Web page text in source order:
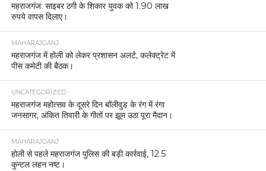
महराजगंज: साइबर ठगी के शिकार युवक को 1.90 लाख
रुपये वापस दिलाए।
MAHARAJGANJ
महराजगंज में होली को लेकर प्रशासन अलर्ट, कलेक्ट्रेट में
पीस कमेटी की बैठक।
UNCATEGORIZED
महराजगंज महोत्सव के दूसरे दिन बॉलीवुड के रंग में रंगा
जनसागर, अंकित तिवारी के गीतों पर झूम उठा पूरा मैदान।
MAHARAJGANJ
होली से पहले महराजगंज पुलिस की बड़ी कार्रवाई, 12.5
कुन्टल लहन नष्ट।